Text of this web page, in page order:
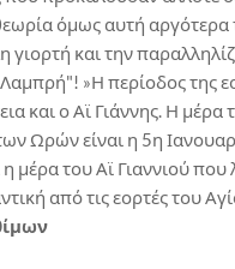
όμως αυτή αργότερα
γιορτή και την
»Η περίοδος της
και ο Αϊ Γιάννης. Η
Ωρών είναι η 5η
μέρα του Αϊ Γιαννιού που
από τις εορτές του